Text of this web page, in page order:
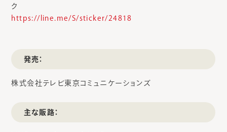
ク
https://line.me/S/sticker/24818
発売：
株式会社テレビ東京コミュニケーションズ
主な販路：